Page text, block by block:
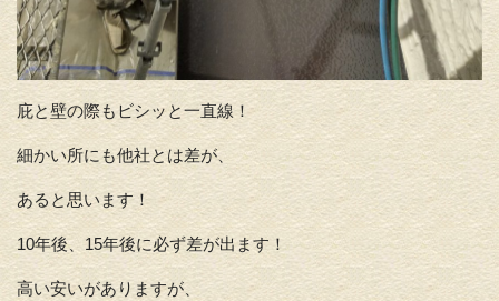
庇と壁の際もビシッと一直線！
細かい所にも他社とは差が、
あると思います！
10年後、15年後に必ず差が出ます！
高い安いがありますが、